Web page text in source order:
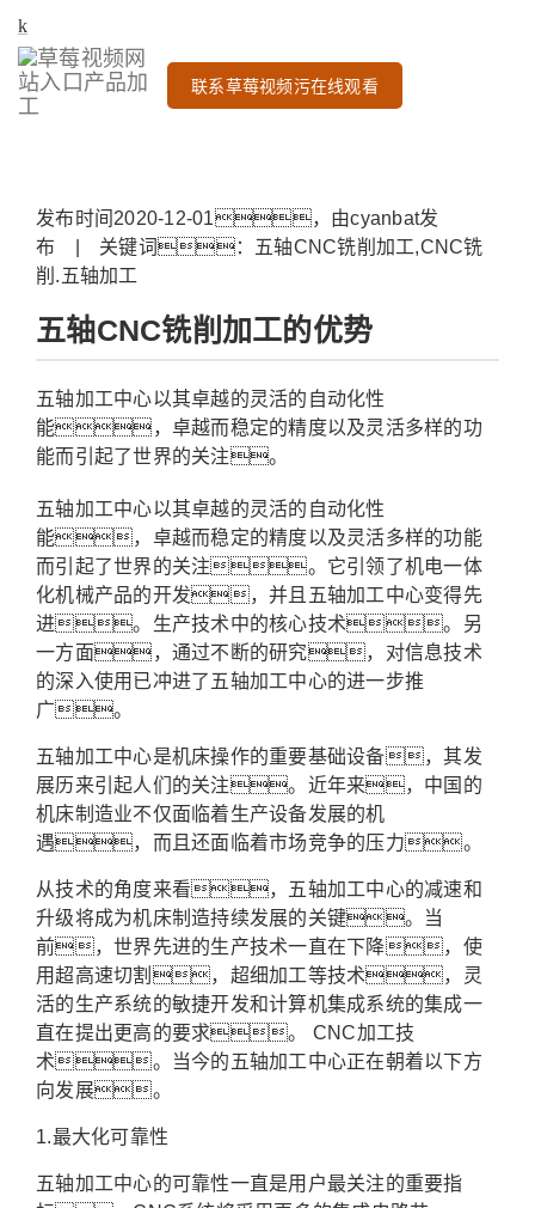
联系草莓视频污在线观看
发布时间2020-12-01，由cyanbat发
布 | 关键词：五轴CNC铣削加工,CNC铣
削.五轴加工
五轴CNC铣削加工的优势
五轴加工中心以其卓越的灵活的自动化性
能，卓越而稳定的精度以及灵活多样的功
能而引起了世界的关注。
五轴加工中心以其卓越的灵活的自动化性
能，卓越而稳定的精度以及灵活多样的功能
而引起了世界的关注。它引领了机电一体
化机械产品的开发，并且五轴加工中心变得先
进。生产技术中的核心技术。另
一方面，通过不断的研究，对信息技术
的深入使用已冲进了五轴加工中心的进一步推
广。
五轴加工中心是机床操作的重要基础设备，其发
展历来引起人们的关注。近年来，中国的
机床制造业不仅面临着生产设备发展的机
遇，而且还面临着市场竞争的压力。
从技术的角度来看，五轴加工中心的减速和
升级将成为机床制造持续发展的关键。当
前，世界先进的生产技术一直在下降，使
用超高速切割，超细加工等技术，灵
活的生产系统的敏捷开发和计算机集成系统的集成一
直在提出更高的要求。 CNC加工技
术。当今的五轴加工中心正在朝着以下方
向发展。
1.最大化可靠性
五轴加工中心的可靠性一直是用户最关注的重要指